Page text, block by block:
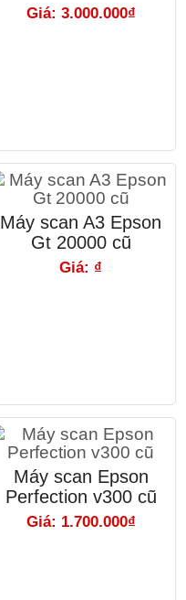
Giá: 3.000.000₫
Máy scan A3 Epson
Gt 20000 cũ
Giá: ₫
Máy scan Epson
Perfection v300 cũ
Giá: 1.700.000₫